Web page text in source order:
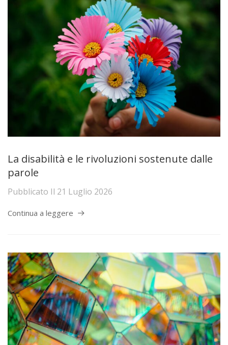
La disabilità e le rivoluzioni sostenute dalle
parole
Pubblicato Il 21 Luglio 2026
Continua a leggere